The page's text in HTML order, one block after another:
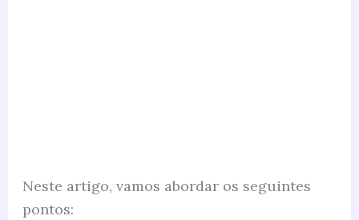
Neste artigo, vamos abordar os seguintes
pontos: